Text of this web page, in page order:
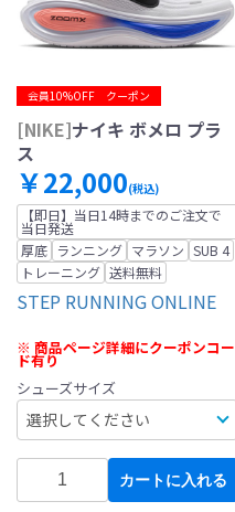
会員10%OFF クーポン
[NIKE]ナイキ ボメロ プラ
ス
￥22,000(税込)
【即日】当日14時までのご注文で
当日発送
厚底 ランニング マラソン SUB 4
トレーニング 送料無料
STEP RUNNING ONLINE
※ 商品ページ詳細にクーポンコー
ド有り
シューズサイズ
カートに入れる